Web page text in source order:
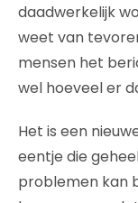
daadwerkelijk
weet van
mensen het
wel hoeveel er
Het is een
eentje die
problemen kan